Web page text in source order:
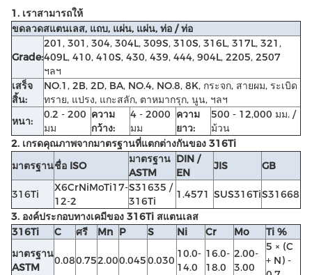
1. เราสามารถให้
ขดลวดสแตนเลส, แถบ, แผ่น, แผ่น, ท่อ / ท่อ
Grade:
201, 301, 304, 304L, 309S, 310S, 316L, 317L, 321,
409L, 410, 410S, 430, 439, 444, 904L, 2205, 2507
ฯลฯ
เสร็จ
สิ้น:
NO.1, 2B, 2D, BA, NO.4, NO.8, 8K, กระจก, สายผม, ระเบิด
ทราย, แปรง, แกะสลัก, ตาหมากรุก, นูน, ฯลฯ
หนา:
0.2 - 200
มม
ความ
กว้าง:
4 - 2000
มม
ความ
ยาว:
500 - 12,000 มม. /
ม้วน
2. เกรดคุณภาพจากมาตรฐานที่แตกต่างกันของ 316Ti
มาตรฐานชื่อ ISO
มาตรฐาน
ASTM
DIN /
EN
JIS GB
316Ti
X6CrNiMoTi17-
12-2
S31635 /
316Ti
1.4571 SUS316TiS31668
3. องค์ประกอบทางเคมีของ 316Ti สแตนเลส
316Ti
C ศรี Mn P S Ni Cr Mo
Ti %
มาตรฐาน
ASTM
0.080.752.000.0450.030
10.0-
14.0
16.0-
18.0
2.00-
3.00
5 × (C
+ N) -